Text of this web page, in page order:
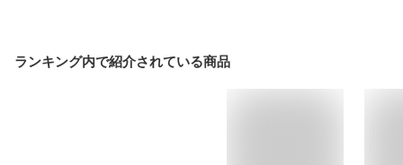
ランキング内で紹介されている商品